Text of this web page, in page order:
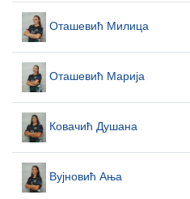
Оташевић Милица
Оташевић Марија
Ковачић Душана
Вујновић Ања